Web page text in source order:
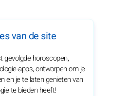
van de site
gevolgde horoscopen,
apps, ontworpen om je
en je te laten genieten van
te bieden heeft!